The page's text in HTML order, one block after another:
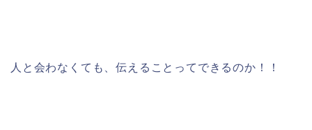
人と会わなくても、伝えることってできるのか！！